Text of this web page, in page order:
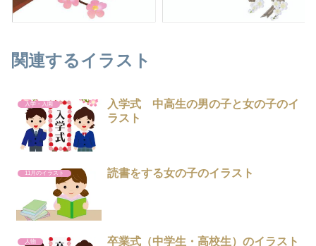
関連するイラスト
入学・入園
入学式 中高生の男の子と女の子のイ
ラスト
11月のイラスト 読書をする女の子のイラスト
人物 卒業式（中学生・高校生）のイラスト